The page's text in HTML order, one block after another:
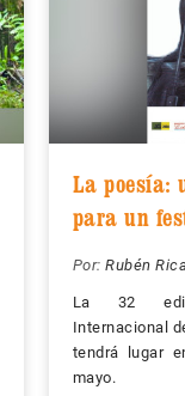
La poesía:
para un
Por: Rubén
La 32
Internacional
tendrá lugar
mayo.